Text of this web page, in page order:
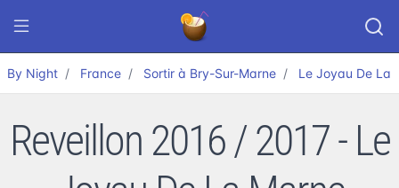
By Night France Sortir à Bry-Sur-Marne Le Joyau De La
Reveillon 2016 / 2017 - Le